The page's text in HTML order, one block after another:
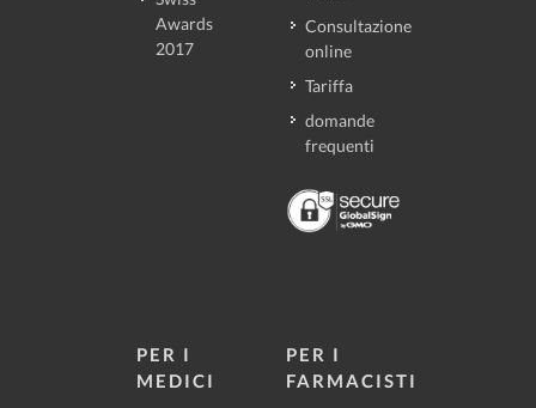
Awards
2017
Consultazione
online
Tariffa
domande
frequenti
PER I
MEDICI
PER I
FARMACISTI